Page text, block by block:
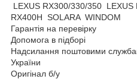
LEXUS RX300/330/350
RX400H SOLARA WINDOM
Гарантія на перевірку
Допомога в підборі
Надсилання поштовими
України
Оригінал б/у